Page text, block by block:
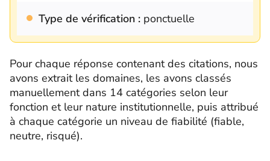
Type de vérification : ponctuelle
Pour chaque réponse contenant des citations, nous
avons extrait les domaines, les avons classés
manuellement dans 14 catégories selon leur
fonction et leur nature institutionnelle, puis attribué
à chaque catégorie un niveau de fiabilité (fiable,
neutre, risqué).